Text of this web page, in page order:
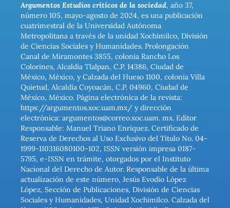
Argumentos Estudios críticos de la sociedad, año 37,
número 105, mayo-agosto de 2024, es una publicación
cuatrimestral de la Universidad Autónoma
Metropolitana a través de la unidad Xochimilco, División
de Ciencias Sociales y Humanidades. Prolongación
Canal de Miramontes 3855, colonia Rancho Los
Colorines, Alcaldía Tlalpan, C.P. 14386, Ciudad de
México, México, y Calzada del Hueso 1100, colonia Villa
Quietud, Alcaldía Coyoacán, C.P. 04960, Ciudad de
México, México. Página electrónica de la revista:
https://argumentos.xoc.uam.mx/ y dirección
electrónica: argumentos@correo.xoc.uam. mx. Editor
Responsable: Manuel Triano Enríquez. Certificado de
Reserva de Derechos al Uso Exclusivo del Título No. 04-
1999-110316080100-102, ISSN versión impresa 0187-
5795, e-ISSN en trámite, otorgados por el Instituto
Nacional del Derecho de Autor. Responsable de la última
actualización de este número, Jesús Evodio López
López, Sección de Publicaciones, División de Ciencias
Sociales y Humanidades, Unidad Xochimilco. Calzada del